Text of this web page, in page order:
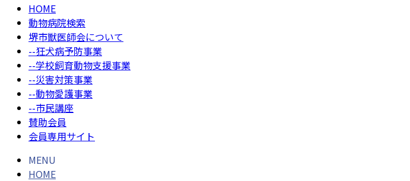
HOME
動物病院検索
堺市獣医師会について
--狂犬病予防事業
--学校飼育動物支援事業
--災害対策事業
--動物愛護事業
--市民講座
賛助会員
会員専用サイト
MENU
HOME